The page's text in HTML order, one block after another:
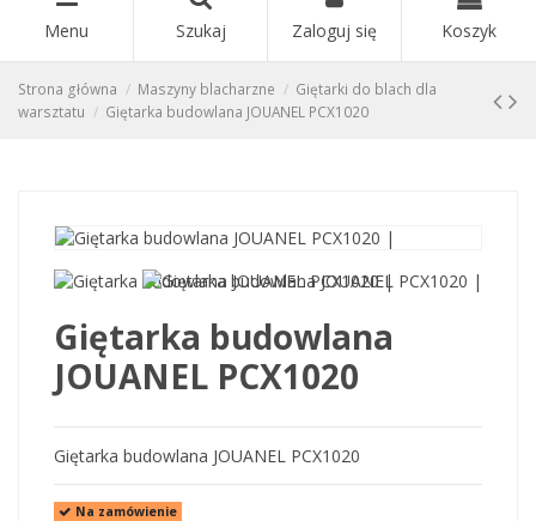
Menu Szukaj Zaloguj się Koszyk
Strona główna Maszyny blacharzne
Giętarki do blach dla
warsztatu
Giętarka budowlana JOUANEL PCX1020
Giętarka budowlana
JOUANEL PCX1020
Giętarka budowlana JOUANEL PCX1020
Na zamówienie